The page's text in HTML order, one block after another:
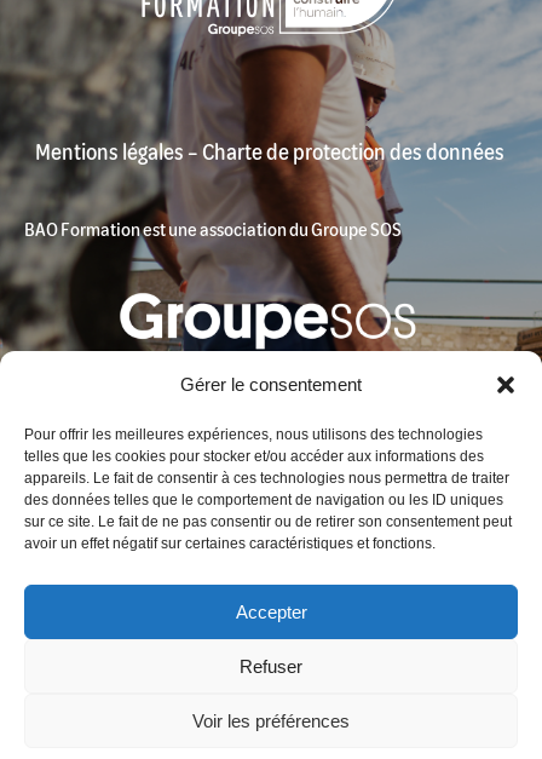
Gérer le consentement
Pour offrir les meilleures expériences, nous utilisons des technologies
telles que les cookies pour stocker et/ou accéder aux informations des
appareils. Le fait de consentir à ces technologies nous permettra de traiter
des données telles que le comportement de navigation ou les ID uniques
sur ce site. Le fait de ne pas consentir ou de retirer son consentement peut
avoir un effet négatif sur certaines caractéristiques et fonctions.
Accepter
Refuser
Voir les préférences
Mentions légales –Charte de protection des données
BAO Formation est une association du Groupe SOS
Contact
Fort Entrecasteaux
1, bd Charles Livon 13007 Marseille France
+33 (0)4 91 01 58 72